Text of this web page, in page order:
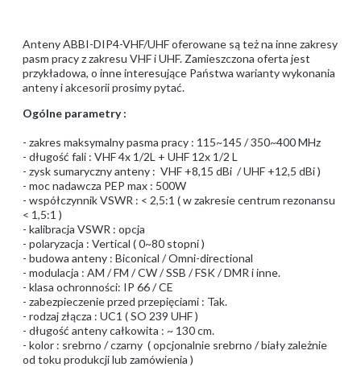
Anteny ABBI-DIP4-VHF/UHF oferowane są też na inne zakresy
pasm pracy z zakresu VHF i UHF. Zamieszczona oferta jest
przykładowa, o inne interesujące Państwa warianty wykonania
anteny i akcesorii prosimy pytać.
Ogólne parametry :
- zakres maksymalny pasma pracy : 115~145 / 350~400 MHz
- długość fali : VHF 4x 1/2L + UHF 12x 1/2 L
- zysk sumaryczny anteny : VHF +8,15 dBi / UHF +12,5 dBi )
- moc nadawcza PEP max : 500W
- współczynnik VSWR : < 2,5:1 ( w zakresie centrum rezonansu
< 1,5:1 )
- kalibracja VSWR : opcja
- polaryzacja : Vertical ( 0~80 stopni )
- budowa anteny : Biconical / Omni-directional
- modulacja : AM / FM / CW / SSB / FSK / DMR i inne.
- klasa ochronności: IP 66 / CE
- zabezpieczenie przed przepięciami : Tak.
- rodzaj złącza : UC1 ( SO 239 UHF )
- długość anteny całkowita : ~ 130 cm.
- kolor : srebrno / czarny ( opcjonalnie srebrno / biały zależnie
od toku produkcji lub zamówienia )